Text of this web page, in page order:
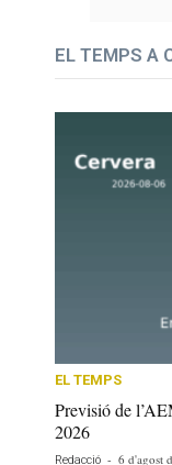
EL TEMPS A
EL TEMPS
Previsió de
2026
Redacció - 6 d'agost